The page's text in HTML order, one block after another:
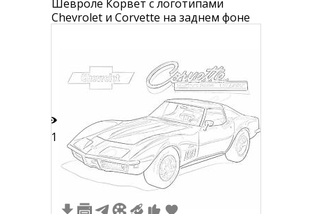
Шевроле Корвет с логотипами
Chevrolet и Corvette на заднем фоне
11